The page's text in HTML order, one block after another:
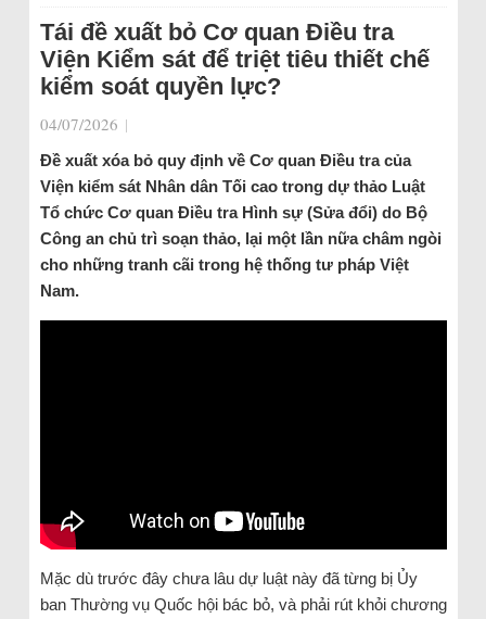
Tái đề xuất bỏ Cơ quan Điều tra
Viện Kiểm sát để triệt tiêu thiết chế
kiểm soát quyền lực?
04/07/2026 |
Đề xuất xóa bỏ quy định về Cơ quan Điều tra của
Viện kiểm sát Nhân dân Tối cao trong dự thảo Luật
Tổ chức Cơ quan Điều tra Hình sự (Sửa đổi) do Bộ
Công an chủ trì soạn thảo, lại một lần nữa châm ngòi
cho những tranh cãi trong hệ thống tư pháp Việt
Nam.
Mặc dù trước đây chưa lâu dự luật này đã từng bị Ủy
ban Thường vụ Quốc hội bác bỏ, và phải rút khỏi chương